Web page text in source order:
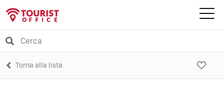
Torna alla lista